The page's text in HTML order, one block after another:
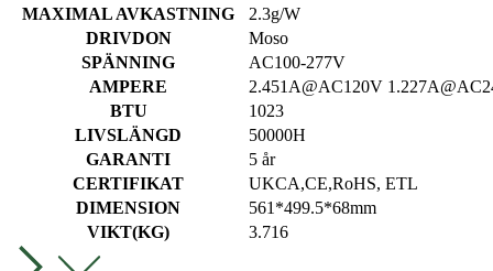
MAXIMAL AVKASTNING
2.3g/W
DRIVDON
Moso
SPÄNNING
AC100-277V
AMPERE
2.451A@AC120V
BTU
1023
LIVSLÄNGD
50000H
GARANTI
5 år
CERTIFIKAT
UKCA,CE,RoHS, ETL
DIMENSION
561*499.5*68mm
VIKT(KG)
3.716